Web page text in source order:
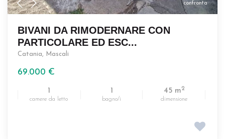
confronta
BIVANI DA RIMODERNARE CON
PARTICOLARE ED ESC...
Catania, Mascali
69.000 €
1
camere da letto
1
bagno/i
45 m2
dimensione